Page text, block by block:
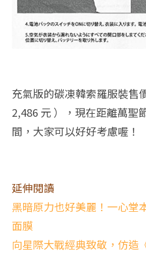
充氣版的碳凍韓索羅服裝售
2,486 元 ），現在距離萬聖
間，大家可以好好考慮喔！
延伸閱讀
黑暗原力也好美麗！一心堂
面膜
向星際大戰經典致敬，仿造